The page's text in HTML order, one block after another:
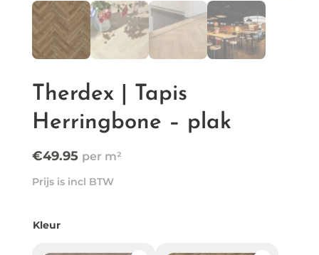
Therdex | Tapis
Herringbone – plak
€49.95
Prijs is incl BTW
Kleur